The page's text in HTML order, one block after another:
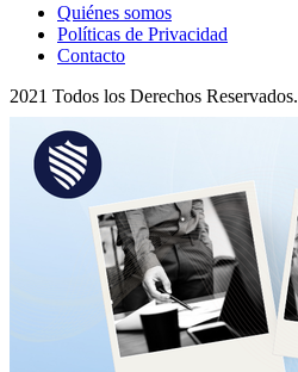
Quiénes somos
Políticas de Privacidad
Contacto
2021 Todos los Derechos Reservados.